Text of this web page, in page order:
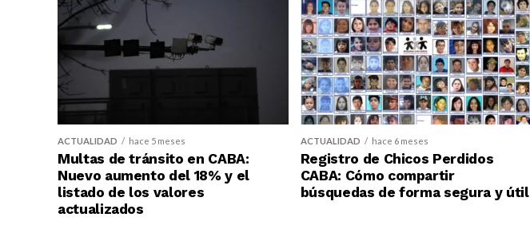
ACTUALIDAD hace 5 meses
Multas de tránsito en CABA:
Nuevo aumento del 18% y el
listado de los valores
actualizados
ACTUALIDAD hace 6 meses
Registro de Chicos Perdidos
CABA: Cómo compartir
búsquedas de forma segura y útil